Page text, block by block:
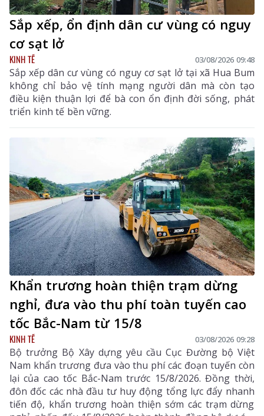
Sắp xếp, ổn định dân cư vùng có nguy
cơ sạt lở
KINH TẾ 03/08/2026 09:48
Sắp xếp dân cư vùng có nguy cơ sạt lở tại xã Hua Bum
không chỉ bảo vệ tính mạng người dân mà còn tạo
điều kiện thuận lợi để bà con ổn định đời sống, phát
triển kinh tế bền vững.
Khẩn trương hoàn thiện trạm dừng
nghỉ, đưa vào thu phí toàn tuyến cao
tốc Bắc-Nam từ 15/8
KINH TẾ 03/08/2026 09:28
Bộ trưởng Bộ Xây dựng yêu cầu Cục Đường bộ Việt
Nam khẩn trương đưa vào thu phí các đoạn tuyến còn
lại của cao tốc Bắc-Nam trước 15/8/2026. Đồng thời,
đôn đốc các nhà đầu tư huy động tổng lực đẩy nhanh
tiến độ, khẩn trương hoàn thiện sớm các trạm dừng